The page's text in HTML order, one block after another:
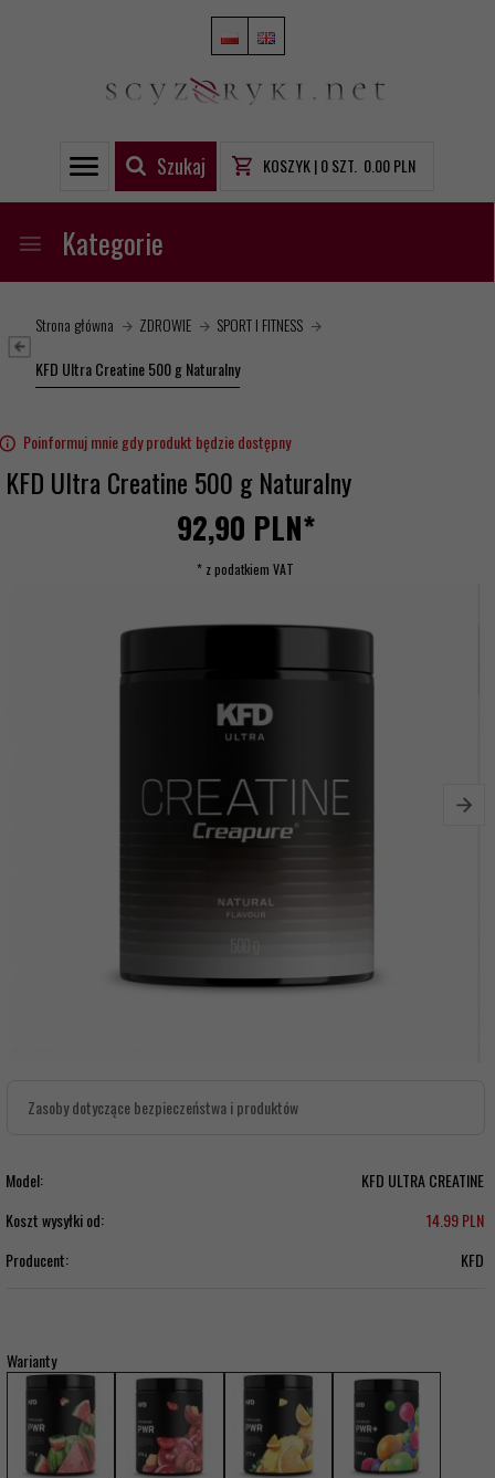
Szukaj KOSZYK |0SZT. 0.00PLN
Kategorie
Strona główna ZDROWIE
SPORT I FITNESS
KFD Ultra Creatine 500 g Naturalny
Poinformuj mnie gdy produkt będzie dostępny
KFD Ultra Creatine 500 g Naturalny
92,90 PLN*
* z podatkiem VAT
Zasoby dotyczące bezpieczeństwa i produktów
Model:
KFD ULTRA CREATINE
Koszt wysyłki od:
14.99 PLN
Producent:
KFD
Warianty